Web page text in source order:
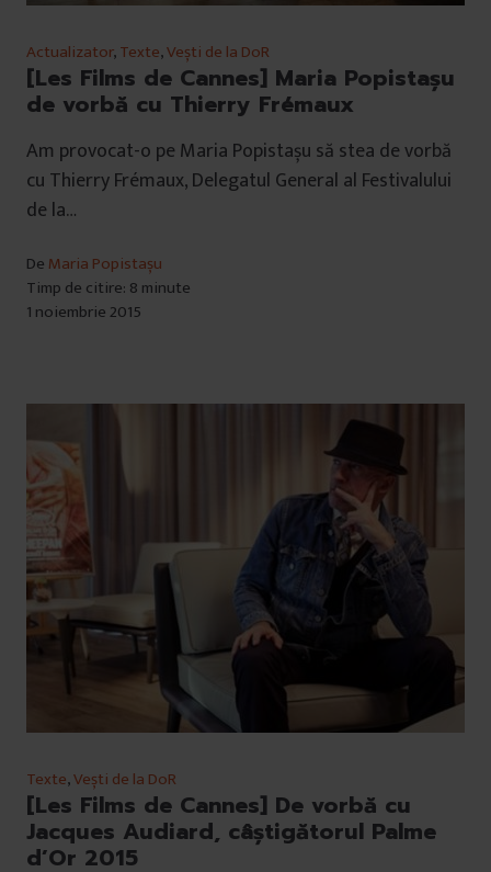
Actualizator,Texte,Vești de la DoR
[Les Films de Cannes] Maria Popistașu
de vorbă cu Thierry Frémaux
Am provocat-o pe Maria Popistașu să stea de vorbă
cu Thierry Frémaux, Delegatul General al Festivalului
de la…
De Maria Popistașu
Timp de citire: 8 minute
1 noiembrie 2015
Texte,Vești de la DoR
[Les Films de Cannes] De vorbă cu
Jacques Audiard, câștigătorul Palme
d’Or 2015